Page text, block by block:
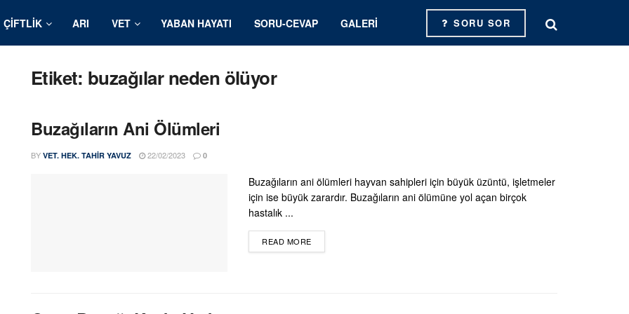
ÇIFTLIK ARI VET YABAN HAYATI SORU-CEVAP GALERI SORU SOR
Etiket: buzağılar neden ölüyor
Buzağıların Ani Ölümleri
BY VET. HEK. TAHIR YAVUZ 22/02/2023 0
Buzağıların ani ölümleri hayvan sahipleri için büyük üzüntü, işletmeler
için ise büyük zarardır. Buzağıların ani ölümüne yol açan birçok
hastalık ...
READ MOREDETAILS